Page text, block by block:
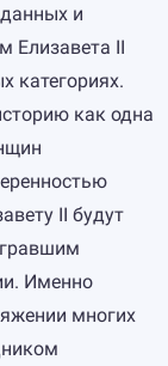
и
Елизавета II
категориях.
как одна
II будут
Именно
многих